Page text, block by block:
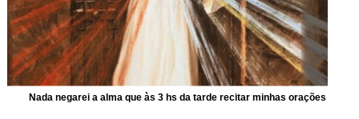
Nada negarei a alma que às 3 hs da tarde recitar minhas orações